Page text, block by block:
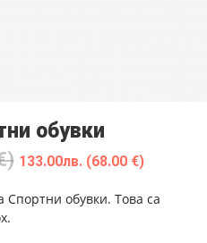
обувки
133.00лв. (68.00 €)
Спортни обувки. Това са